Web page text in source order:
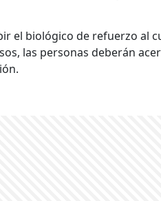
el biológico de refuerzo al
las personas deberán